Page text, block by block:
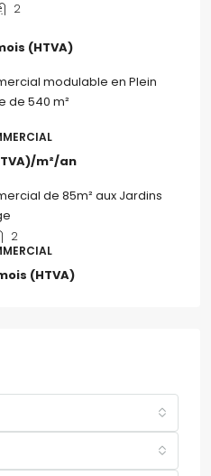
2
(HTVA)
modulable en Plein
de 540 m²
m²/an
de 85m² aux Jardins
2
(HTVA)